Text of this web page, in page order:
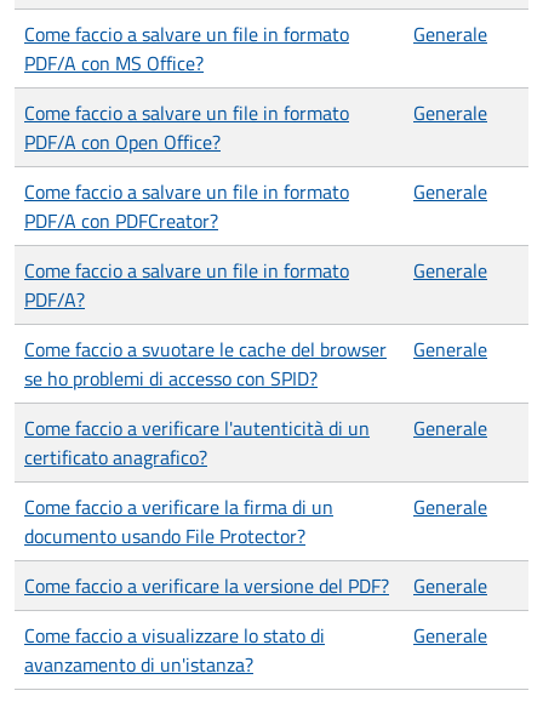
Come faccio a salvare un file in formato
PDF/A con MS Office?
Generale
Come faccio a salvare un file in formato
PDF/A con Open Office?
Generale
Come faccio a salvare un file in formato
PDF/A con PDFCreator?
Generale
Come faccio a salvare un file in formato
PDF/A?
Generale
Come faccio a svuotare le cache del browser
se ho problemi di accesso con SPID?
Generale
Come faccio a verificare l'autenticità di un
certificato anagrafico?
Generale
Come faccio a verificare la firma di un
documento usando File Protector?
Generale
Come faccio a verificare la versione del PDF?
Generale
Come faccio a visualizzare lo stato di
avanzamento di un'istanza?
Generale